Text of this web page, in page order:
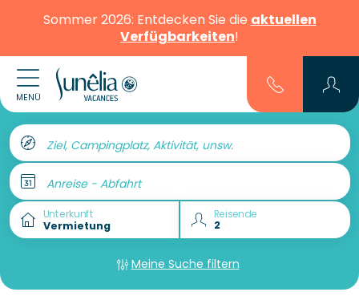
Sommer 2026: Entdecken Sie die aktuellen
Verfügbarkeiten!
MENÜ
Ziel, Campingplatz, Aktivität, unsw.
Anreise - Abfahrt
Unterkunft Reisende
Meine Suche filtern